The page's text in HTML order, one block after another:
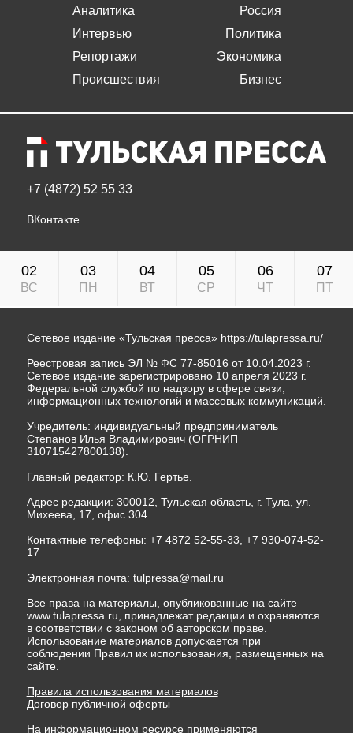
Аналитика
Интервью
Репортажи
Происшествия
Россия
Политика
Экономика
Бизнес
+7 (4872) 52 55 33
ВКонтакте
02
ВС
03
ПН
04
ВТ
05
СР
06
ЧТ
07
ПТ
Сетевое издание «Тульская пресса» https://tulapressa.ru/
Реестровая запись ЭЛ № ФС 77-85016 от 10.04.2023 г.
Сетевое издание зарегистрировано 10 апреля 2023 г.
Федеральной службой по надзору в сфере связи,
информационных технологий и массовых коммуникаций.
Учредитель: индивидуальный предприниматель
Степанов Илья Владимирович (ОГРНИП
310715427800138).
Главный редактор: К.Ю. Гертье.
Адрес редакции: 300012, Тульская область, г. Тула, ул.
Михеева, 17, офис 304.
Контактные телефоны: +7 4872 52-55-33, +7 930-074-52-
17
Электронная почта: tulpressa@mail.ru
Все права на материалы, опубликованные на сайте
www.tulapressa.ru, принадлежат редакции и охраняются
в соответствии с законом об авторском праве.
Использование материалов допускается при
соблюдении Правил их использования, размещенных на
сайте.
Правила использования материалов
Договор публичной оферты
На информационном ресурсе применяются